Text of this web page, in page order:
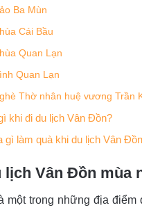
Ba Mùn
Cái Bầu
Quan Lạn
Quan Lạn
Thờ nhân huệ vương Trần
khi đi du lịch Vân Đồn?
gì làm quà khi du lịch Vân
lịch Vân Đồn mùa
một trong những địa